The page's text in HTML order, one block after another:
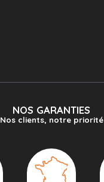
NOS GARANTIES
Nos clients, notre priorité